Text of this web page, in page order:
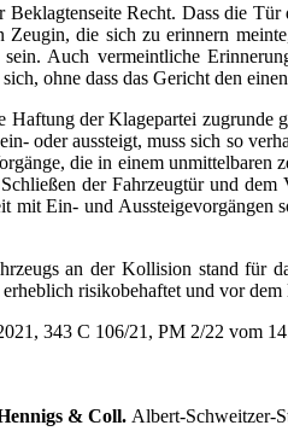
Recht. Dass die
Zeugin, die sich zu erinnern
Auch vermeintliche
ohne dass das Gericht den
der Klagepartei zugrunde
oder aussteigt, muss sich so
die in einem
der Fahrzeugtür und
mit Ein- und
an der Kollision stand für
risikobehaftet und vor
343 C 106/21, PM 2/22 vom
& Coll. Albert-Schweitzer-